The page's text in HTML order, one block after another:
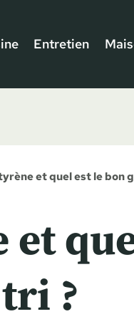
Entretien
et quel est le bon
?